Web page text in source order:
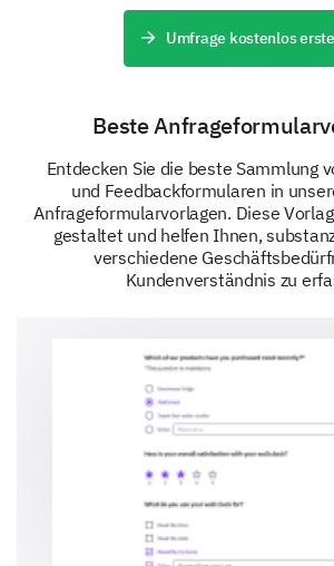
help us understand customer
tailored services.
Female Male
Which region do you reside in?
Umfrage kostenlos
Beste
Entdecken Sie die beste Sammlung
und Feedbackformularen in
Anfrageformularvorlagen. Diese
gestaltet und helfen Ihnen,
verschiedene
Kundenverständnis zu